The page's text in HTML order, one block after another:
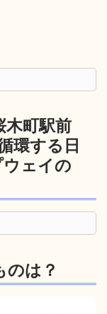
町駅前
環する日
ェイの
は？